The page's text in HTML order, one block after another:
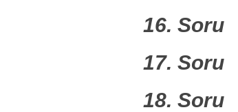
16. Soru
17. Soru
18. Soru